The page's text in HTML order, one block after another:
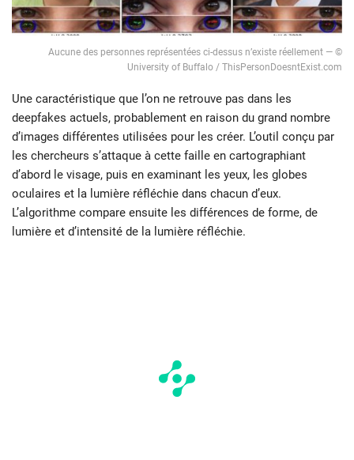
Aucune des personnes représentées ci-dessus n’existe réellement — ©
University of Buffalo / ThisPersonDoesntExist.com
Une caractéristique que l’on ne retrouve pas dans les
deepfakes actuels, probablement en raison du grand nombre
d’images différentes utilisées pour les créer. L’outil conçu par
les chercheurs s’attaque à cette faille en cartographiant
d’abord le visage, puis en examinant les yeux, les globes
oculaires et la lumière réfléchie dans chacun d’eux.
L’algorithme compare ensuite les différences de forme, de
lumière et d’intensité de la lumière réfléchie.